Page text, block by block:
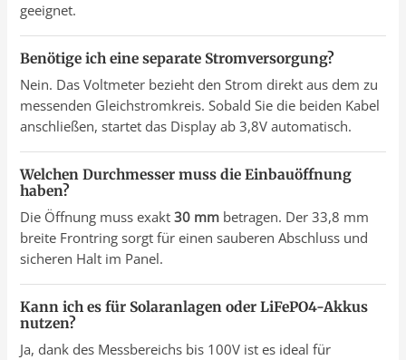
geeignet.
Benötige ich eine separate Stromversorgung?
Nein. Das Voltmeter bezieht den Strom direkt aus dem zu
messenden Gleichstromkreis. Sobald Sie die beiden Kabel
anschließen, startet das Display ab 3,8V automatisch.
Welchen Durchmesser muss die Einbauöffnung
haben?
Die Öffnung muss exakt30 mm betragen. Der 33,8 mm
breite Frontring sorgt für einen sauberen Abschluss und
sicheren Halt im Panel.
Kann ich es für Solaranlagen oder LiFePO4-Akkus
nutzen?
Ja, dank des Messbereichs bis 100V ist es ideal für